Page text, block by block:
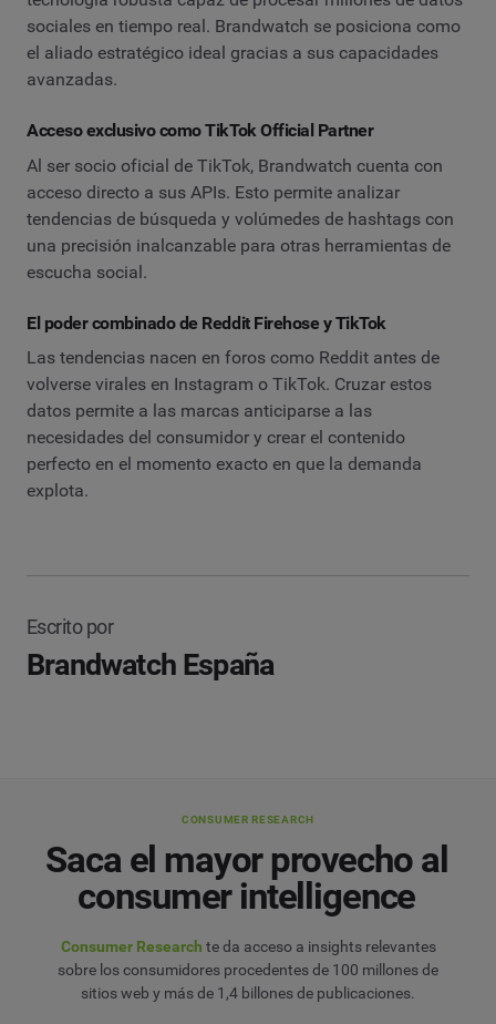
sociales en tiempo real. Brandwatch se posiciona como
el aliado estratégico ideal gracias a sus capacidades
avanzadas.
Acceso exclusivo como TikTok Official Partner
Al ser socio oficial de TikTok, Brandwatch cuenta con
acceso directo a sus APIs. Esto permite analizar
tendencias de búsqueda y volúmedes de hashtags con
una precisión inalcanzable para otras herramientas de
escucha social.
El poder combinado de Reddit Firehose y TikTok
Las tendencias nacen en foros como Reddit antes de
volverse virales en Instagram o TikTok. Cruzar estos
datos permite a las marcas anticiparse a las
necesidades del consumidor y crear el contenido
perfecto en el momento exacto en que la demanda
explota.
Escrito por
Brandwatch España
CONSUMER RESEARCH
Saca el mayor provecho al
consumer intelligence
Consumer Research te da acceso a insights relevantes
sobre los consumidores procedentes de 100 millones de
sitios web y más de 1,4 billones de publicaciones.